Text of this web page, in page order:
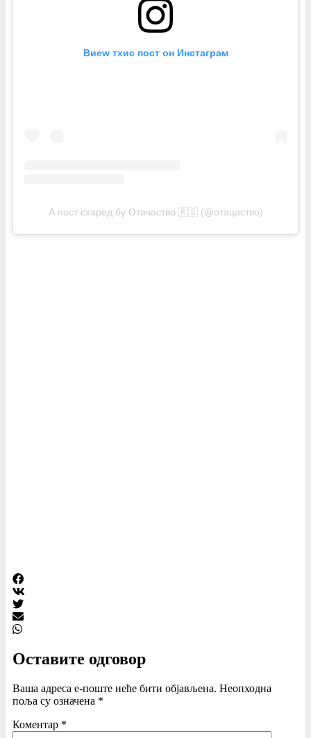
Виеw тхис пост он Инстаграм
А пост схаред бy Отачаство 🇷🇸 (@отацаство)
Оставите одговор
Ваша адреса е-поште неће бити објављена. Неопходна
поља су означена *
Коментар *